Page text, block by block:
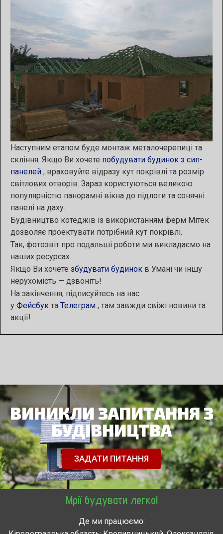
Наступним етапом буде монтаж металочерепиці та
скління. Якщо Ви хочете побудувати будинок з сип-
панелей , враховуйте відразу кут покрівлі та розмір
світлових отворів. Зараз користуються великою
популярністю панорамні вікна до підлоги та сонячні
панелі на даху.
Будівництво котеджів із використанням ферм Мітек
дозволяє проектувати потрібний кут покрівлі.
Так, фотозвіт про подальші роботи ми викладаємо на
наших ресурсах.
Якщо Ви хочете збудувати будинок в Умані чи іншу
нерухомість — дзвоніть!
На закінчення, підписуйтесь на нас
у Фейсбук та Телеграм , там завжди свіжі новини та
акції!
ВИНИКЛИ ЗАПИТАННЯ З
БУДІВНИЦТВА
ЗАДАТИ ПИТАННЯ
Мрії будувати легко!
Де ми працюємо: